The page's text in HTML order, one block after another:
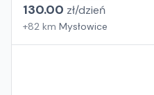
130.00 zł/dzień
+82 km Mysłowice